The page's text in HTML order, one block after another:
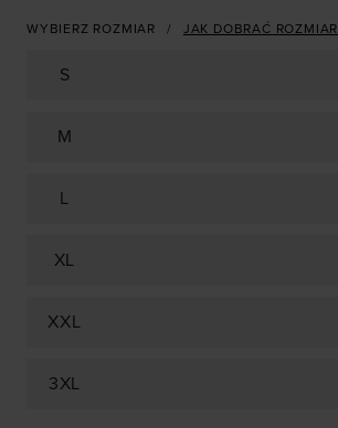
WYBIERZ ROZMIAR JAK DOBRAĆ ROZMIAR
S
M
L
XL
XXL
3XL